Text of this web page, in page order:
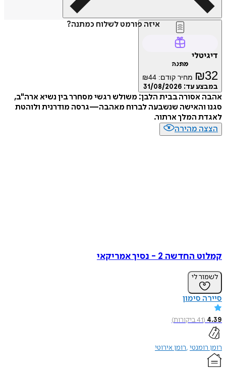
איזה פורמט לשלוח כמתנה?
דיגיטלי
מתנה
₪32 מחיר קודם: ₪44
במבצע עד: 31/08/2026
אהבה אסורה בבית הלבן: משולש רגשי מסחרר בין נשיא ארה"ב,
סגנו והאישה שנשבעה לברוח מאהבה—גרסה מודרנית ולוהטת
לאגדת המלך ארתור.
הצצה מהירה
קמלוט החדשה 2 - נסיך אמריקאי
לשמור לי
סיירה סימון
4.39
(
41ביקורות)
רומן רומנטי רומן אירוטי